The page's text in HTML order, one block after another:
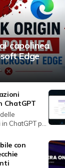
{{POSTS[3].LABEL}}
{{POSTS[3].LABEL}}
capolinea
Edge
ChatGPT
ChatGPT per
con